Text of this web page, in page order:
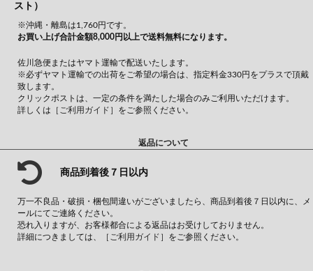
スト）
※沖縄・離島は1,760円です。
お買い上げ合計金額8,000円以上で送料無料になります。
佐川急便またはヤマト運輸で配送いたします。
※必ずヤマト運輸での出荷をご希望の場合は、指定料金330円をプラスで頂戴
致します。
クリックポストは、一定の条件を満たした場合のみご利用いただけます。
詳しくは ［ご利用ガイド］ をご参照ください。
返品について
商品到着後７日以内
万一不良品・破損・梱包間違いがございましたら、商品到着後７日以内に、メ
ールにてご連絡ください。
恐れ入りますが、お客様都合による返品はお受けしておりません。
詳細につきましては、
［ご利用ガイド］ をご参照ください。